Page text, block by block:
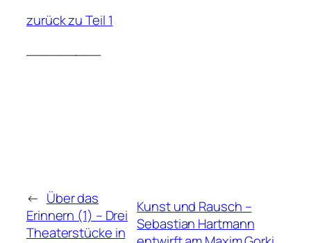
zurück zu Teil 1
_________
← Über das
Erinnern (1) – Drei
Theaterstücke in
Kunst und Rausch –
Sebastian Hartmann